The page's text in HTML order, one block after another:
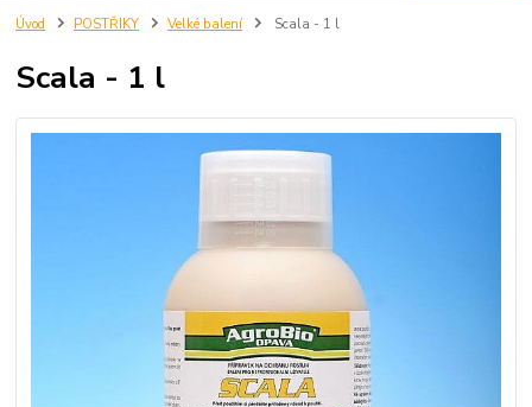
Úvod POSTŘIKY Velké balení Scala - 1 l
Scala - 1 l